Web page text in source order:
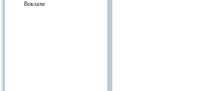
Вокзали